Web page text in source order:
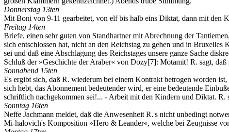
Donnerstag 13ten
Mit Boni von 9-11 gearbeitet, von elf bis halb eins Diktat, dann mit den
Freitag 14ten
Briefe, einen sehr guten von Standhartner mit Abrechnung der
sich entschlossen hat, nicht an den Reichstag zu gehen und in
sei und daß eine Abschlagung des Reichstages unsere ganze Sache
Schluß der »Geschichte der Araber« von Dozy[7]: Motamit! R. sagt, daß
Sonnabend 15ten
Es ergibt sich, daß R. wiederum bei einem Kontrakt betrogen worden
sich hebt, das Abonnement bedeutender wird, er eine bedeutende
schriftlich nachgekommen sei!... - Arbeit mit den Kindern und Diktat. R.
Sonntag 16ten
Neffe Jachmann meldet, daß die Anwesenheit R.'s nicht unbedingt
Mi-halovich's Komposition »Hero & Leander«, welche bei Zeugnisse